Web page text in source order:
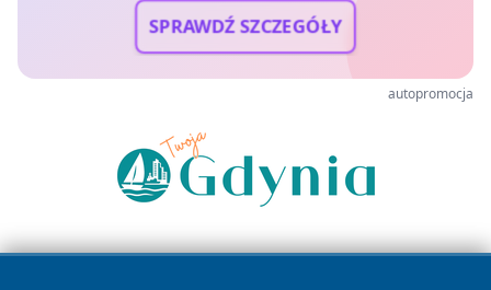
SPRAWDŹ SZCZEGÓŁY
autopromocja